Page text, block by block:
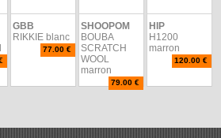
GBB
RIKKIE blanc
77.00 €
SHOOPOM
BOUBA
SCRATCH
WOOL
marron
79.00 €
HIP
H1200
marron
120.00 €